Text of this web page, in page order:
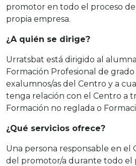
promotor en todo el proceso
propia empresa.
¿A quién se dirige?
Urratsbat está dirigido al
Formación Profesional de
exalumnos/as del Centro y a
tenga relación con el Centro a
Formación no reglada o
¿Qué servicios ofrece?
Una persona responsable en el
del promotor/a durante todo el